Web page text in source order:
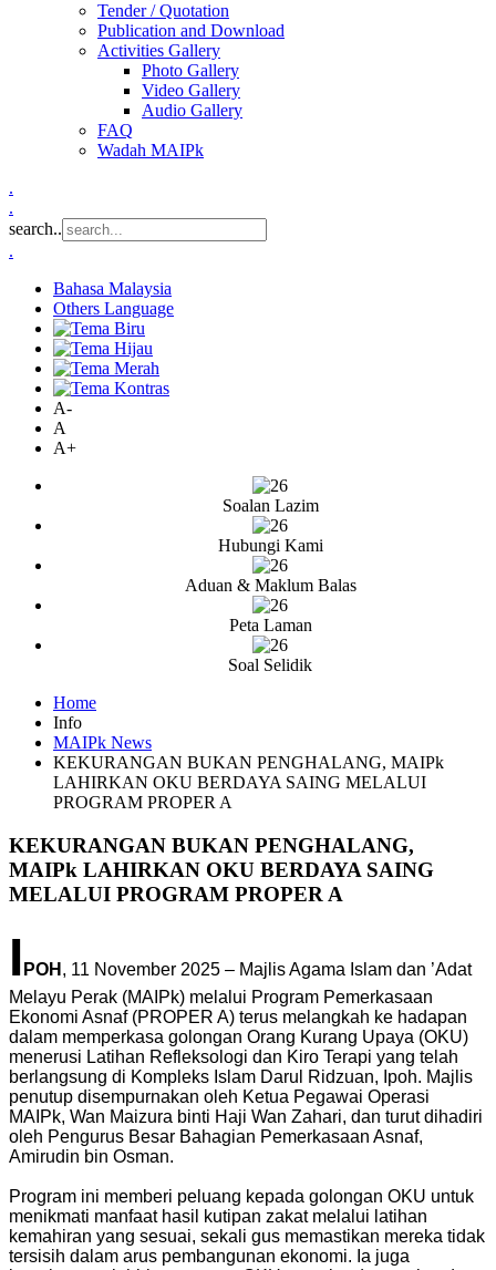
Tender / Quotation
Publication and Download
Activities Gallery
Photo Gallery
Video Gallery
Audio Gallery
FAQ
Wadah MAIPk
.
.
search..
.
Bahasa Malaysia
Others Language
A-
A
A+
Soalan Lazim
Hubungi Kami
Aduan & Maklum Balas
Peta Laman
Soal Selidik
Home
Info
MAIPk News
KEKURANGAN BUKAN PENGHALANG, MAIPk
LAHIRKAN OKU BERDAYA SAING MELALUI
PROGRAM PROPER A
KEKURANGAN BUKAN PENGHALANG,
MAIPk LAHIRKAN OKU BERDAYA SAING
MELALUI PROGRAM PROPER A
I POH , 11 November 2025 – Majlis Agama Islam dan ’Adat
Melayu Perak (MAIPk) melalui Program Pemerkasaan
Ekonomi Asnaf (PROPER A) terus melangkah ke hadapan
dalam memperkasa golongan Orang Kurang Upaya (OKU)
menerusi Latihan Refleksologi dan Kiro Terapi yang telah
berlangsung di Kompleks Islam Darul Ridzuan, Ipoh. Majlis
penutup disempurnakan oleh Ketua Pegawai Operasi
MAIPk, Wan Maizura binti Haji Wan Zahari, dan turut dihadiri
oleh Pengurus Besar Bahagian Pemerkasaan Asnaf,
Amirudin bin Osman.
Program ini memberi peluang kepada golongan OKU untuk
menikmati manfaat hasil kutipan zakat melalui latihan
kemahiran yang sesuai, sekali gus memastikan mereka tidak
tersisih dalam arus pembangunan ekonomi. Ia juga